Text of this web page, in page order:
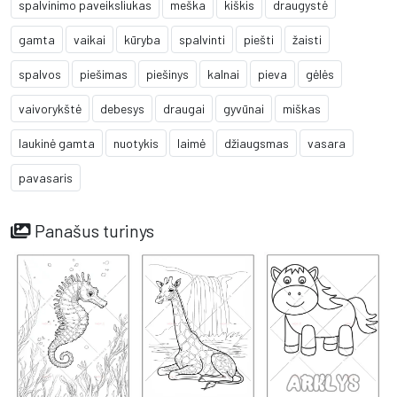
spalvinimo paveiksliukas meška kiškis draugystė
gamta vaikai kūryba spalvinti piešti žaisti
spalvos piešimas piešinys kalnai pieva gėlės
vaivorykštė debesys draugai gyvūnai miškas
laukinė gamta nuotykis laimė džiaugsmas vasara
pavasaris
Panašus turinys